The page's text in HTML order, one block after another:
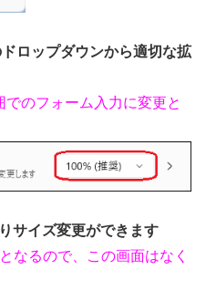
ロップダウンから適切な拡
でのフォーム入力に変更と
サイズ変更ができます
なるので、この画面はなく